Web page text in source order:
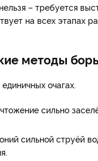
– требуется
на всех этапах
методы
очагах.
сильно
сильной струёй